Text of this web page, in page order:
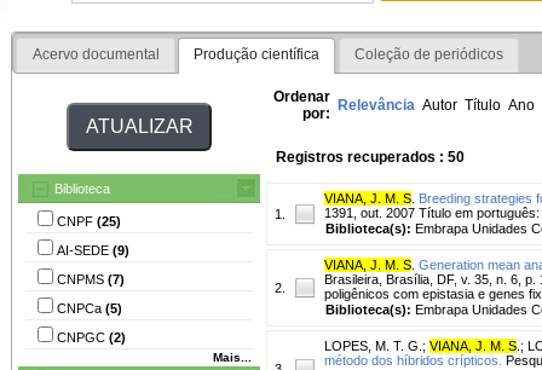
Acervo documental Produção científica Coleção de periódicos
Biblioteca
CNPF (25)
AI-SEDE (9)
CNPMS (7)
CNPCa (5)
CNPGC (2)
Mais...
Ordenar
por: Relevância Autor Título Ano
Registros recuperados : 50
1.
VIANA, J. M. S Breeding strategies
1391, out. 2007 Título em
Biblioteca(s): Embrapa Unidades
2.
VIANA, J. M. S Generation mean
Brasileira, Brasília, DF, v. 35, n. 6,
poligênicos com epistasia e genes
Biblioteca(s): Embrapa Unidades
LOPES, M. T. G. ; VIANA, J. M. S ;
método dos híbridos crípticos.